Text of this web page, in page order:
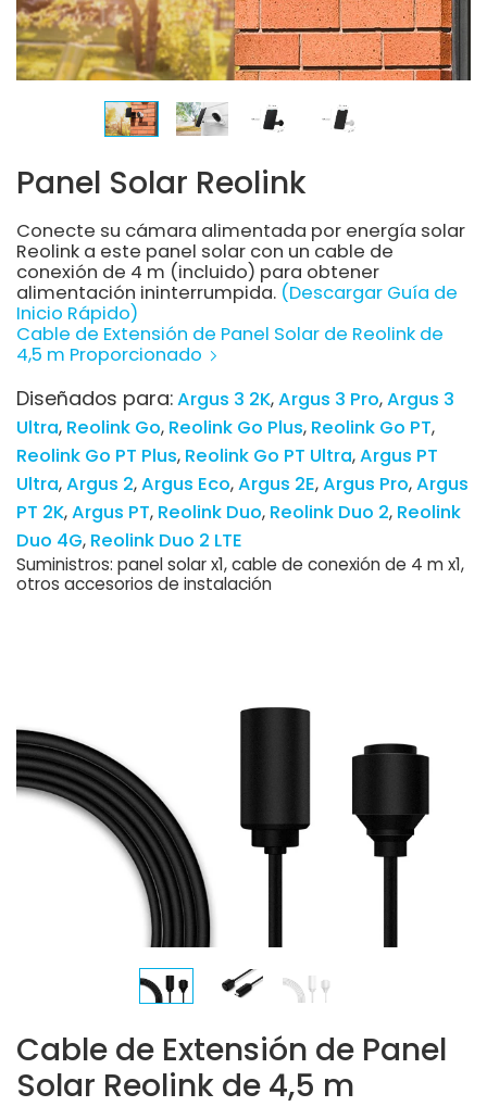
Panel Solar Reolink
Conecte su cámara alimentada por energía solar
Reolink a este panel solar con un cable de
conexión de 4 m (incluido) para obtener
alimentación ininterrumpida. (Descargar Guía de
Inicio Rápido)
Cable de Extensión de Panel Solar de Reolink de
4,5 m Proporcionado
Diseñados para:Argus 3 2K Argus 3 Pro Argus 3
Ultra Reolink Go Reolink Go Plus Reolink Go PT
Reolink Go PT Plus Reolink Go PT Ultra Argus PT
Ultra Argus 2 Argus Eco Argus 2E Argus Pro Argus
PT 2K Argus PT Reolink Duo Reolink Duo 2 Reolink
Duo 4G Reolink Duo 2 LTE
Suministros: panel solar x1, cable de conexión de 4 m x1,
otros accesorios de instalación
Cable de Extensión de Panel
Solar Reolink de 4,5 m